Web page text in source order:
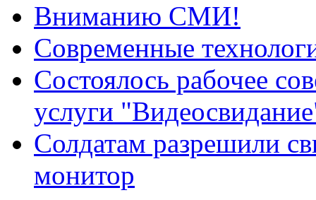
Вниманию СМИ!
Современные
Состоялось рабочее
услуги
Солдатам разрешили
монитор